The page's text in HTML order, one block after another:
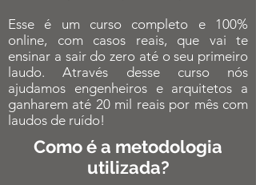
Esse é um curso completo e 100%
online, com casos reais, que vai te
ensinar a sair do zero até o seu primeiro
laudo. Através desse curso nós
ajudamos engenheiros e arquitetos a
ganharem até 20 mil reais por mês com
laudos de ruído!
Como é a metodologia
utilizada?